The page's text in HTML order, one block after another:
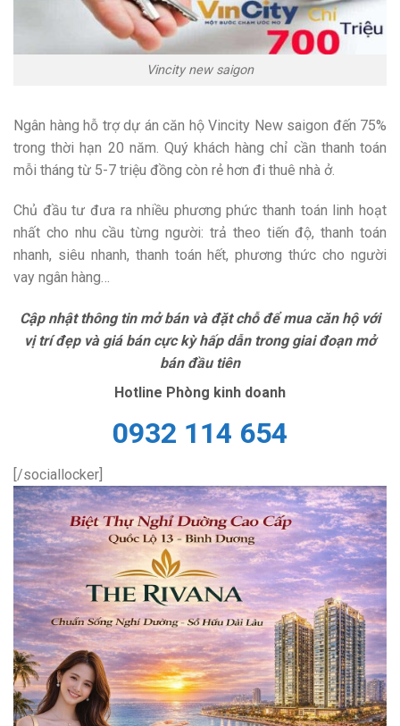
Vincity new saigon
Ngân hàng hỗ trợ dự án căn hộ Vincity New saigon đến 75%
trong thời hạn 20 năm. Quý khách hàng chỉ cần thanh toán
mỗi tháng từ 5-7 triệu đồng còn rẻ hơn đi thuê nhà ở.
Chủ đầu tư đưa ra nhiều phương phức thanh toán linh hoạt
nhất cho nhu cầu từng người: trả theo tiến độ, thanh toán
nhanh, siêu nhanh, thanh toán hết, phương thức cho người
vay ngân hàng…
Cập nhật thông tin mở bán và đặt chỗ để mua căn hộ với
vị trí đẹp và giá bán cực kỳ hấp dẫn trong giai đoạn mở
bán đầu tiên
Hotline Phòng kinh doanh
0932 114 654
[/sociallocker]